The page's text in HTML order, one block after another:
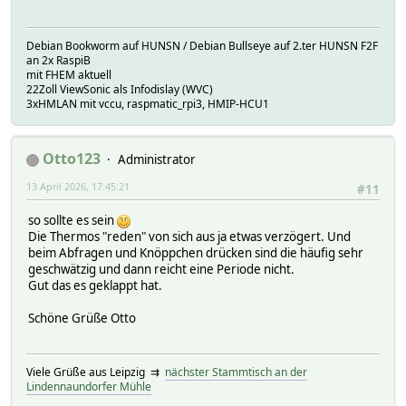
HM_CMDNR 243
cSnd
cfgStateUpdt 0
lastMsgTm 1776074798.31691
mId 003F
peerFriend
peerIDsRaw ,22389B01,6C214F01,00000000
peerIDsState complete
peerOpt p:THSensor
rxType 132
Debian Bookworm auf HUNSN / Debian Bullseye auf 2.ter HUNSN F2F
an 2x RaspiB
mit FHEM aktuell
22Zoll ViewSonic als Infodislay (WVC)
3xHMLAN mit vccu, raspmatic_rpi3, HMIP-HCU1
Otto123
Administrator
#11
13 April 2026, 17:45:21
so sollte es sein
Die Thermos "reden" von sich aus ja etwas verzögert. Und
beim Abfragen und Knöppchen drücken sind die häufig sehr
geschwätzig und dann reicht eine Periode nicht.
Gut das es geklappt hat.
Schöne Grüße Otto
Viele Grüße aus Leipzig ⇉ nächster Stammtisch an der
Lindennaundorfer Mühle